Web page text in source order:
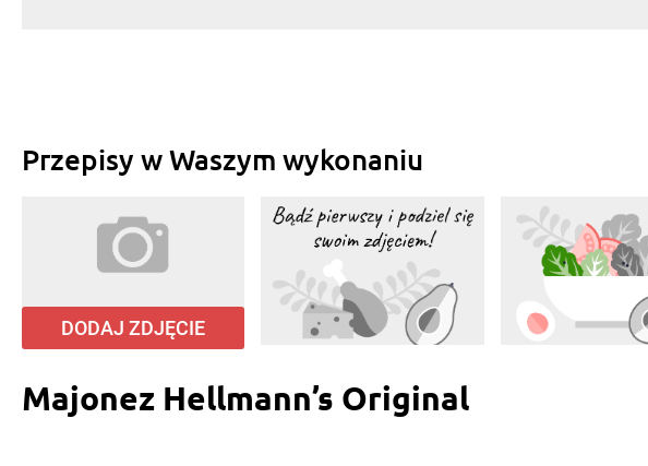
Przepisy w Waszym wykonaniu
DODAJ ZDJĘCIE
Majonez Hellmann’s Original